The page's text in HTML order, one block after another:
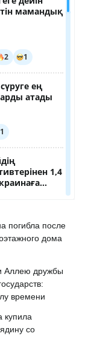
погибла после
дома
Аллею дружбы
времени
купила
со